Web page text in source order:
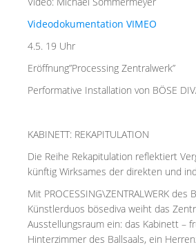
Videodokumentation VIMEO
4.5. 19 Uhr
Eröffnung”Processing Zentralwerk”
Performative Installation von BÖSE
KABINETT: REKAPITULATION
Die Reihe Rekapitulation reflektiert
künftig Wirksames der direkten und
Mit PROCESSING\ZENTRALWERK des
Künstlerduos bösediva weiht das
Ausstellungsraum ein: das Kabinett –
Hinterzimmer des Ballsaals, ein